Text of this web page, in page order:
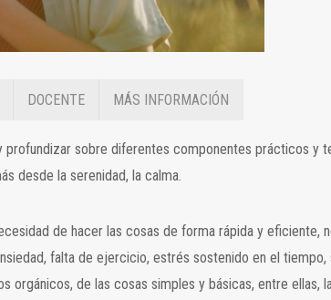
DOCENTE MÁS INFORMACIÓN
profundizar sobre diferentes componentes prácticos y
desde la serenidad, la calma.
de hacer las cosas de forma rápida y eficiente,
falta de ejercicio, estrés sostenido en el
de las cosas simples y básicas, entre ellas,